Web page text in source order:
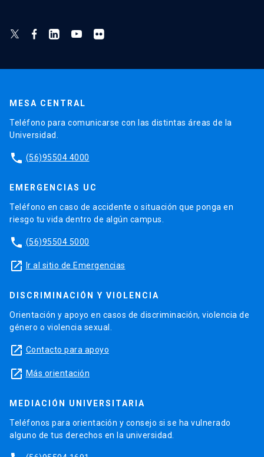
MESA CENTRAL
Teléfono para comunicarse con las distintas áreas de la
Universidad.
phone (56)95504 4000
EMERGENCIAS UC
Teléfono en caso de accidente o situación que ponga en
riesgo tu vida dentro de algún campus.
phone (56)95504 5000
launch Ir al sitio de Emergencias
DISCRIMINACIÓN Y VIOLENCIA
Orientación y apoyo en casos de discriminación, violencia de
género o violencia sexual.
launch Contacto para apoyo
launch Más orientación
MEDIACIÓN UNIVERSITARIA
Teléfonos para orientación y consejo si se ha vulnerado
alguno de tus derechos en la universidad.